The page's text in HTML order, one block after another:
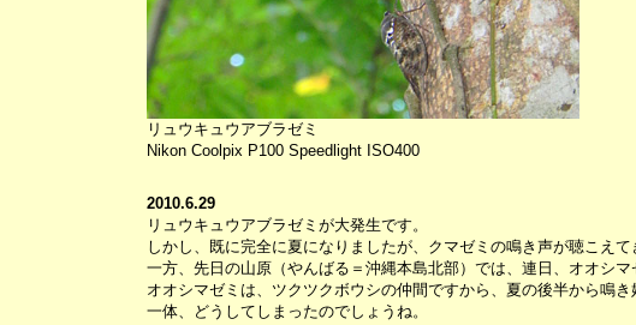
リュウキュウアブラゼミ
Nikon Coolpix P100 Speedlight ISO400
2010.6.29
リュウキュウアブラゼミが大発生です。
しかし、既に完全に夏になりましたが、クマゼミの鳴き声が聴こえて
一方、先日の山原（やんばる＝沖縄本島北部）では、連日、オオシマ
オオシマゼミは、ツクツクボウシの仲間ですから、夏の後半から鳴き
一体、どうしてしまったのでしょうね。